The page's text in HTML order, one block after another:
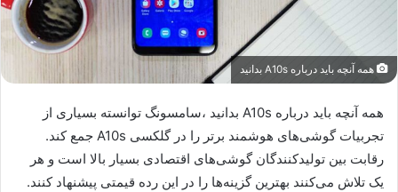
همه آنچه باید درباره A10s بدانید
همه آنچه باید درباره A10s بدانید ،سامسونگ توانسته بسیاری از
تجربیات گوشی‌های هوشمند برتر را در گلکسی A10s جمع کند.
رقابت بین تولیدکنندگان گوشی‌های اقتصادی بسیار بالا است و هر
یک تلاش می‌کنند بهترین گزینه‌ها را در این رده قیمتی پیشنهاد کنند.